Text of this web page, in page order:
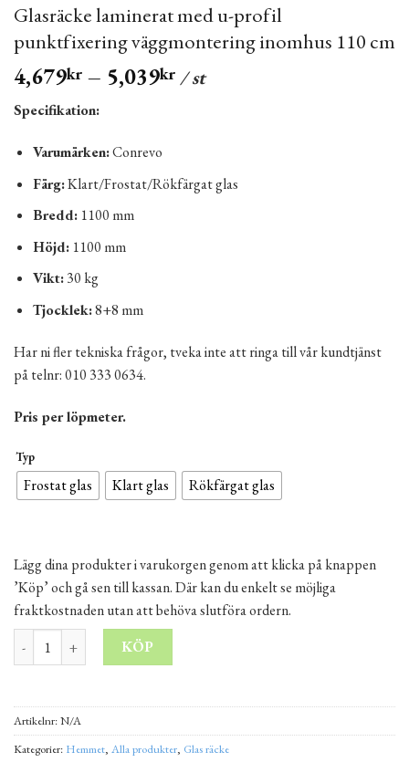
Glasräcke laminerat med u-profil
punktfixering väggmontering inomhus 110 cm
4,679kr – 5,039kr / st
Specifikation:
Varumärken:Conrevo
Färg:Klart/Frostat/Rökfärgat glas
Bredd:1100 mm
Höjd:1100 mm
Vikt:30 kg
Tjocklek:8+8 mm
Har ni fler tekniska frågor, tveka inte att ringa till vår kundtjänst
på telnr: 010 333 0634.
Pris per löpmeter.
Typ
Frostat glas Klart glas Rökfärgat glas
Lägg dina produkter i varukorgen genom att klicka på knappen
’Köp’ och gå sen till kassan. Där kan du enkelt se möjliga
fraktkostnaden utan att behöva slutföra ordern.
Glasräcke laminerat med u-profil punktfixering väggmontering
KÖP
Artikelnr:N/A
Kategorier: Hemmet, Alla produkter, Glas räcke